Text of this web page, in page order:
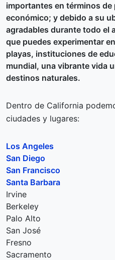
importantes en términos
económico; y debido a su
agradables durante todo el
que puedes experimentar
playas, instituciones de
mundial, una vibrante vida
destinos naturales.
Dentro de California
ciudades y lugares:
Los Angeles
San Diego
San Francisco
Santa Barbara
Irvine
Berkeley
Palo Alto
San José
Fresno
Sacramento